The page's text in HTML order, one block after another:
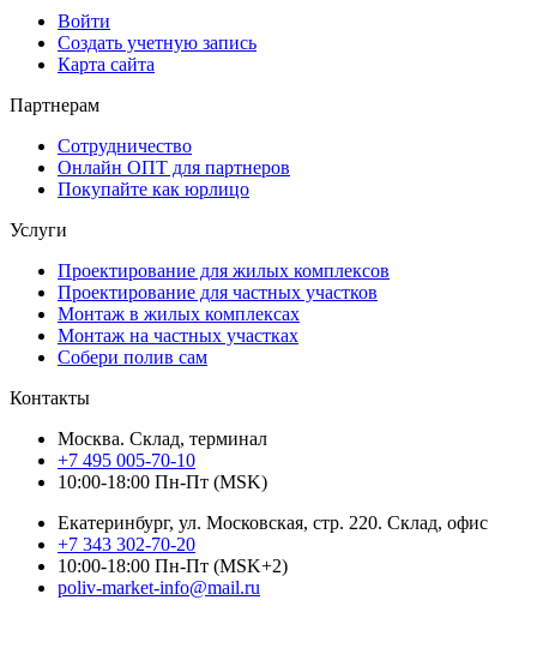
Войти
Создать учетную запись
Карта сайта
Партнерам
Сотрудничество
Онлайн ОПТ для партнеров
Покупайте как юрлицо
Услуги
Проектирование для жилых комплексов
Проектирование для частных участков
Монтаж в жилых комплексах
Монтаж на частных участках
Собери полив сам
Контакты
Москва. Склад, терминал
+7 495 005-70-10
10:00-18:00 Пн-Пт (MSK)
Екатеринбург, ул. Московская, стр. 220. Склад, офис
+7 343 302-70-20
10:00-18:00 Пн-Пт (MSK+2)
poliv-market-info@mail.ru